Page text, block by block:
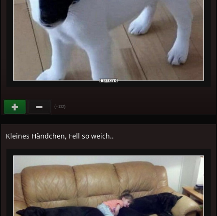
(+132)
Kleines Händchen, Fell so weich..